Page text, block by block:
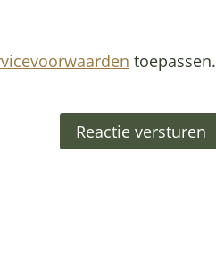
toepassen.
Reactie versturen